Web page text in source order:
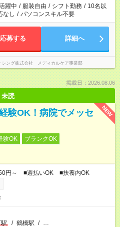
躍中 / 服装自由 / シフト勤務 / 10名以
なし / パソコンスキル不要
応募する 詳細へ
シング株式会社 メディカルケア事業部
掲載日：2026.08.06
未読
NEW
OK！病院でメッセ
験OK
ブランクOK
円～ ■週払いOK ■扶養内OK
/ 鶴橋駅 / …